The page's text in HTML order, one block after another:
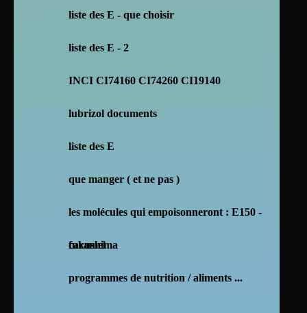
liste des E - que choisir
liste des E - 2
INCI CI74160 CI74260 CI19140
lubrizol documents
liste des E
que manger ( et ne pas )
les molécules qui empoisonneront : E150 -
caramel
fukushima
programmes de nutrition / aliments ...